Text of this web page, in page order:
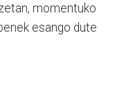
momentuko
esango dute